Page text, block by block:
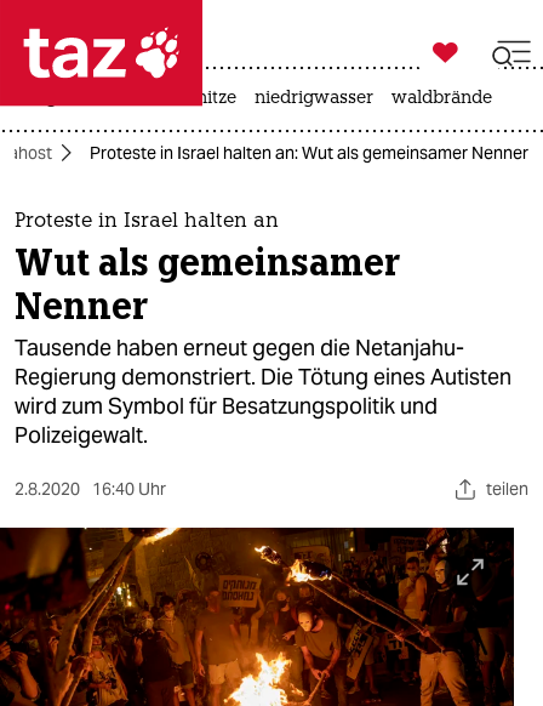
 taz zahl ich
taz zahl ich
themen
politik
öko
gesellschaft
kultur
sport
berlin
nord
wahrheit

taz zahl ich
hitze niedrigwasser waldbrände
Proteste in Israel halten an: Wut als gemeinsamer Nenner
Proteste in Israel halten an
Wut als gemeinsamer
Nenner
Tausende haben erneut gegen die Netanjahu-
Regierung demonstriert. Die Tötung eines Autisten
wird zum Symbol für Besatzungspolitik und
Polizeigewalt.
2.8.2020 16:40 Uhr teilen